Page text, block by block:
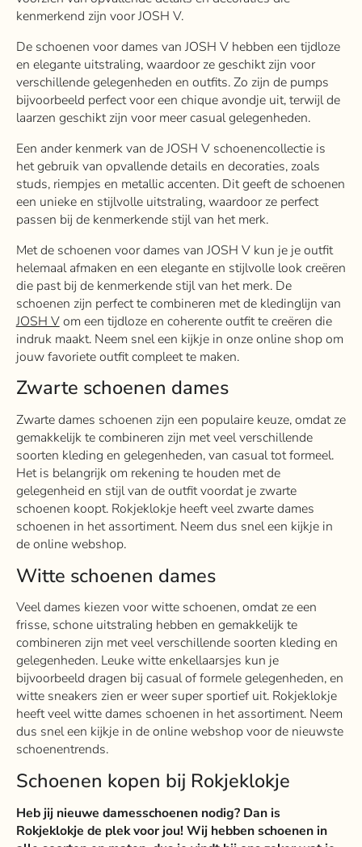
kenmerkend zijn voor JOSH V.
De schoenen voor dames van JOSH V hebben een tijdloze
en elegante uitstraling, waardoor ze geschikt zijn voor
verschillende gelegenheden en outfits. Zo zijn de pumps
bijvoorbeeld perfect voor een chique avondje uit, terwijl de
laarzen geschikt zijn voor meer casual gelegenheden.
Een ander kenmerk van de JOSH V schoenencollectie is
het gebruik van opvallende details en decoraties, zoals
studs, riempjes en metallic accenten. Dit geeft de schoenen
een unieke en stijlvolle uitstraling, waardoor ze perfect
passen bij de kenmerkende stijl van het merk.
Met de schoenen voor dames van JOSH V kun je je outfit
helemaal afmaken en een elegante en stijlvolle look creëren
die past bij de kenmerkende stijl van het merk. De
schoenen zijn perfect te combineren met de kledinglijn van
JOSH Vom een ​​tijdloze en coherente outfit te creëren die
indruk maakt. Neem snel een kijkje in onze online shop om
jouw favoriete outfit compleet te maken.
Zwarte schoenen dames
Zwarte dames schoenen zijn een populaire keuze, omdat ze
gemakkelijk te combineren zijn met veel verschillende
soorten kleding en gelegenheden, van casual tot formeel.
Het is belangrijk om rekening te houden met de
gelegenheid en stijl van de outfit voordat je zwarte
schoenen koopt. Rokjeklokje heeft veel zwarte dames
schoenen in het assortiment. Neem dus snel een kijkje in
de online webshop.
Witte schoenen dames
Veel dames kiezen voor witte schoenen, omdat ze een
frisse, schone uitstraling hebben en gemakkelijk te
combineren zijn met veel verschillende soorten kleding en
gelegenheden. Leuke witte enkellaarsjes kun je
bijvoorbeeld dragen bij casual of formele gelegenheden, en
witte sneakers zien er weer super sportief uit. Rokjeklokje
heeft veel witte dames schoenen in het assortiment. Neem
dus snel een kijkje in de online webshop voor de nieuwste
schoenentrends.
Schoenen kopen bij Rokjeklokje
Heb jij nieuwe damesschoenen nodig? Dan is
Rokjeklokje de plek voor jou! Wij hebben schoenen in